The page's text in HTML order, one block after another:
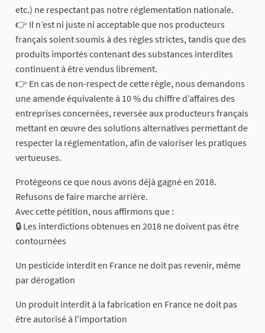
etc.) ne respectant pas notre réglementation nationale.
👉 Il n’est ni juste ni acceptable que nos producteurs
français soient soumis à des règles strictes, tandis que des
produits importés contenant des substances interdites
continuent à être vendus librement.
👉 En cas de non-respect de cette règle, nous demandons
une amende équivalente à 10 % du chiffre d’affaires des
entreprises concernées, reversée aux producteurs français
mettant en œuvre des solutions alternatives permettant de
respecter la réglementation, afin de valoriser les pratiques
vertueuses.
Protégeons ce que nous avons déjà gagné en 2018.
Refusons de faire marche arrière.
Avec cette pétition, nous affirmons que :
🔒 Les interdictions obtenues en 2018 ne doivent pas être
contournées
Un pesticide interdit en France ne doit pas revenir, même
par dérogation
Un produit interdit à la fabrication en France ne doit pas
être autorisé à l'importation